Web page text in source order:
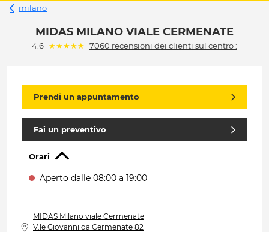
milano
MIDAS MILANO VIALE CERMENATE
4.6 (*)
★(*)
★(*)
★(*)
★(*)
★ 7060 recensioni dei clienti sul centro :
Prendi un appuntamento
Fai un preventivo
Orari
Aperto dalle 08:00 a 19:00
MIDAS Milano viale Cermenate
V.le Giovanni da Cermenate 82